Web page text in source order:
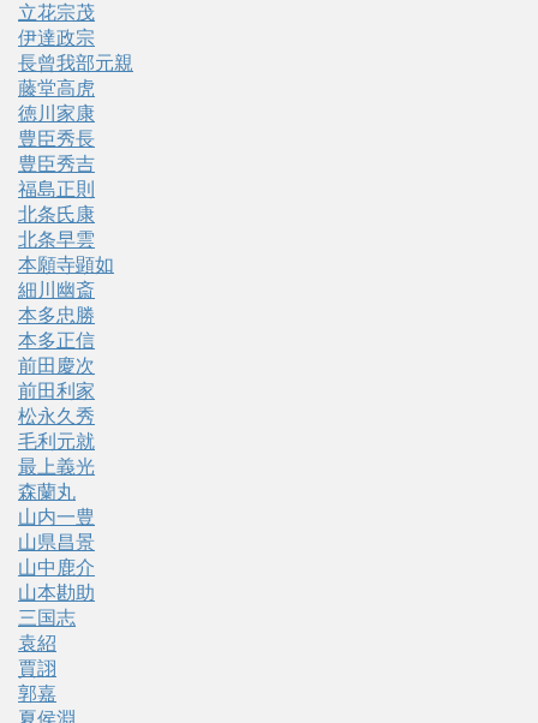
立花宗茂
伊達政宗
長曾我部元親
藤堂高虎
徳川家康
豊臣秀長
豊臣秀吉
福島正則
北条氏康
北条早雲
本願寺顕如
細川幽斎
本多忠勝
本多正信
前田慶次
前田利家
松永久秀
毛利元就
最上義光
森蘭丸
山内一豊
山県昌景
山中鹿介
山本勘助
三国志
袁紹
賈詡
郭嘉